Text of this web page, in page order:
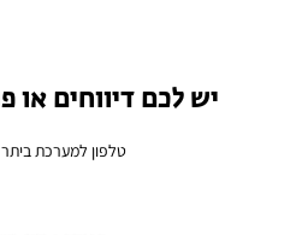
יש לכם דיווחים או
טלפון למערכת ביתר 24 בלבד: